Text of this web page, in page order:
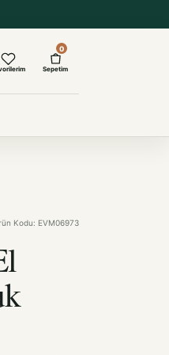
ÇÖZÜMLER
özel, dayanıklı tekstil
0
Sepetim
Kodu: EVM06973